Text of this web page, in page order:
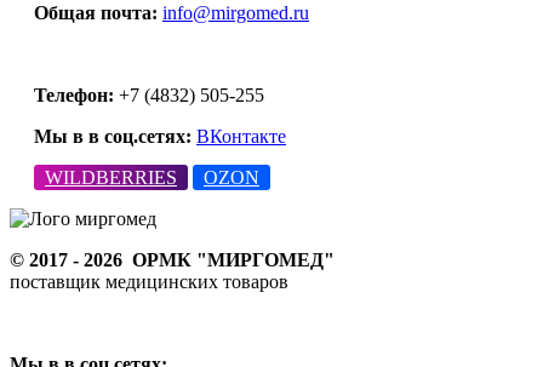
Общая почта: info@mirgomed.ru
Телефон: +7 (4832) 505-255
Мы в в соц.сетях: ВКонтакте
WILDBERRIES
OZON
© 2017 - 2026 ОРМК "МИРГОМЕД"
поставщик медицинских товаров